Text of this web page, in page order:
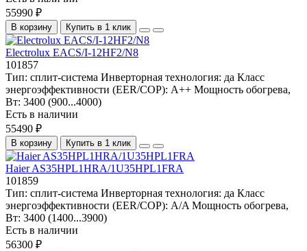
55990 ₽
В корзину Купить в 1 клик
Electrolux EACS/I-12HF2/N8
101857
Тип: сплит-система Инверторная технология: да Класс
энергоэффективности (EER/COP): A++ Мощность обогрева,
Вт: 3400 (900...4000)
Есть в наличии
55490 ₽
В корзину Купить в 1 клик
Haier AS35HPL1HRA/1U35HPL1FRA
101859
Тип: сплит-система Инверторная технология: да Класс
энергоэффективности (EER/COP): A/A Мощность обогрева,
Вт: 3400 (1400...3900)
Есть в наличии
56300 ₽